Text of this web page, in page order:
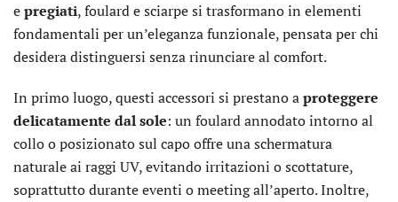
epregiati, foulard e sciarpe si trasformano in elementi
fondamentali per un’eleganza funzionale, pensata per chi
desidera distinguersi senza rinunciare al comfort.
In primo luogo, questi accessori si prestano aproteggere
delicatamente dal sole: un foulard annodato intorno al
collo o posizionato sul capo offre una schermatura
naturale ai raggi UV, evitando irritazioni o scottature,
soprattutto durante eventi o meeting all’aperto. Inoltre,